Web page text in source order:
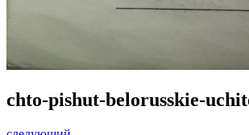
chto-pishut-belorusskie-